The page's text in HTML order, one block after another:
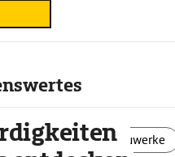
Landschaft Bauwerke